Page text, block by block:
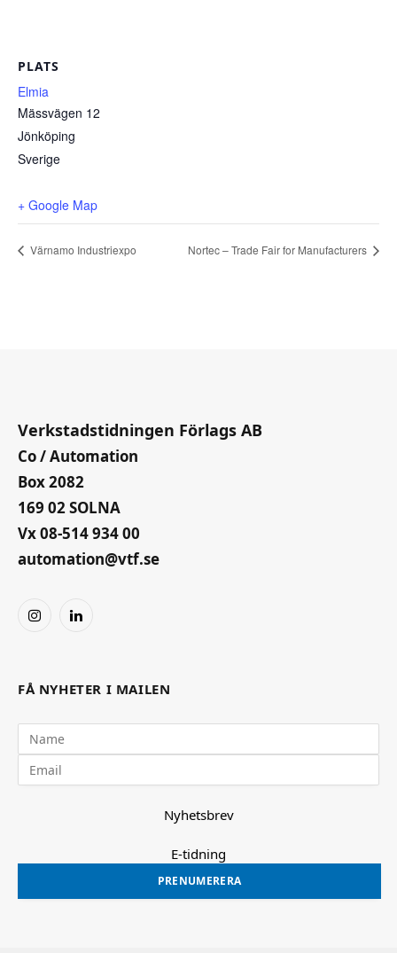
PLATS
Elmia
Mässvägen 12
Jönköping
Sverige
+ Google Map
Värnamo Industriexpo Nortec – Trade Fair for Manufacturers
Verkstadstidningen Förlags AB
Co / Automation
Box 2082
169 02 SOLNA
Vx 08-514 934 00
automation@vtf.se
InstagramLinkedIn
FÅ NYHETER I MAILEN
Nyhetsbrev
E-tidning
PRENUMERERA